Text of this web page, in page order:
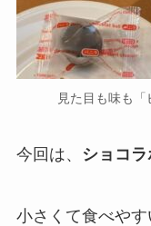
見た目も味も「
今回は、 ショコ
小さくて食べや